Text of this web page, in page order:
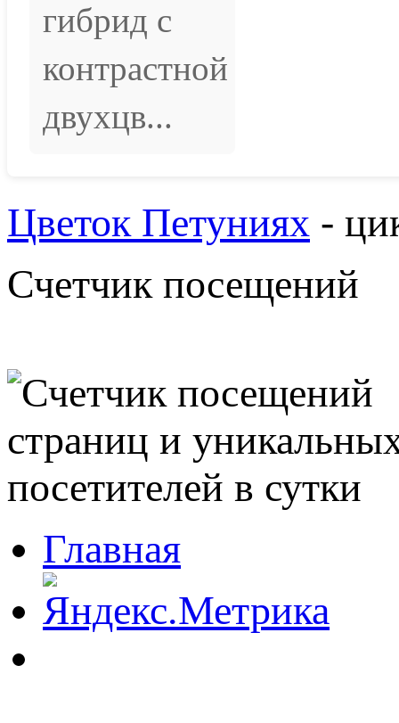
гибрид с
контрастной
двухцв...
Цветок Петуниях -
Счетчик посещений
Главная